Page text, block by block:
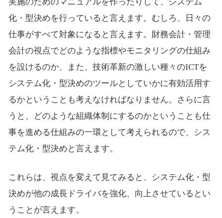
化・型決めを行っていると言えます。むしろ、日々の
仕事がすべて対象になると言えます。財務会計・管理
会計の視点でどのような指標やモニタリングの仕組み
を設けるのか、また、技術革新の激しい種々のICTを
システム化・型決めのツールとしていかに有効活用す
るかということも考えなければなりません。さらに言
うと、どのような組織体制にするのかということも仕
事を進める仕組みの一環として考えられるので、シス
テム化・型決めと言えます。
これらは、視点を変えて見てみると、システム化・型
決めが他の成長ドライバを強化、向上させているとい
うことが言えます。